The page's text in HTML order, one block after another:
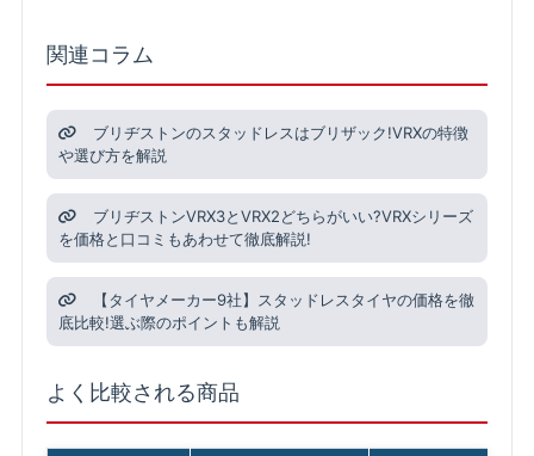
関連コラム
ブリヂストンのスタッドレスはブリザック!VRXの特徴
や選び方を解説
ブリヂストンVRX3とVRX2どちらがいい?VRXシリーズ
を価格と口コミもあわせて徹底解説!
【タイヤメーカー9社】スタッドレスタイヤの価格を徹
底比較!選ぶ際のポイントも解説
よく比較される商品